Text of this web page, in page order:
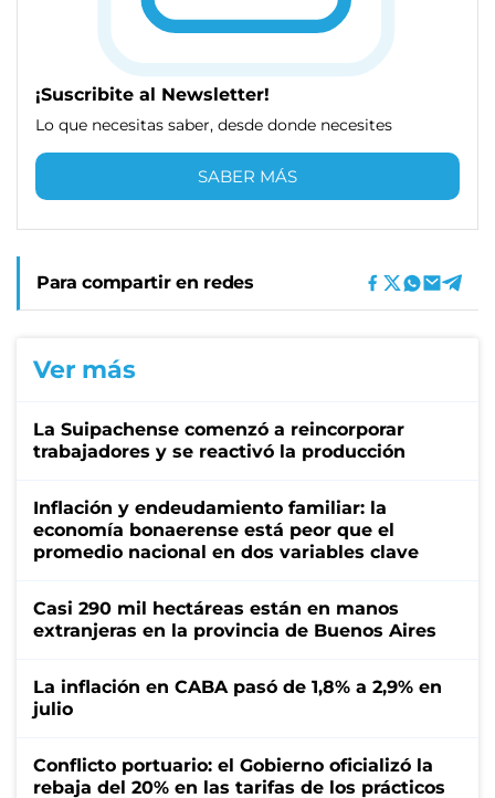
¡Suscribite al Newsletter!
Lo que necesitas saber, desde donde necesites
SABER MÁS
Para compartir en redes
Ver más
La Suipachense comenzó a reincorporar
trabajadores y se reactivó la producción
Inflación y endeudamiento familiar: la
economía bonaerense está peor que el
promedio nacional en dos variables clave
Casi 290 mil hectáreas están en manos
extranjeras en la provincia de Buenos Aires
La inflación en CABA pasó de 1,8% a 2,9% en
julio
Conflicto portuario: el Gobierno oficializó la
rebaja del 20% en las tarifas de los prácticos